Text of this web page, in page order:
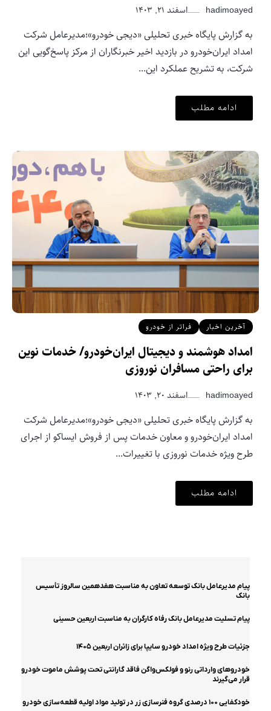
hadimoayed
اسفند ۲۱, ۱۴۰۳
به گزارش پایگاه خبری تحلیلی «دیجی خودرو»؛مدیرعامل شرکت
امداد ایران‌خودرو در بازدید اخیر خبرنگاران از مرکز پاسخ‌گویی این
شرکت، به تشریح عملکرد این...
ادامه مطلب
آخرین اخبار فراتر از خودرو
امداد هوشمند و دیجیتال ایران‌خودرو/ خدمات نوین
برای راحتی مسافران نوروزی
hadimoayed
اسفند ۲۰, ۱۴۰۳
به گزارش پایگاه خبری تحلیلی «دیجی خودرو»؛مدیرعامل شرکت
امداد ایران‌خودرو و معاون خدمات پس از فروش ایساکو از اجرای
طرح ویژه خدمات نوروزی با تغییرات...
ادامه مطلب
پیام مدیرعامل بانک توسعه تعاون به مناسبت هفدهمین سالروز تأسیس
بانک
پیام تسلیت مدیرعامل بانک رفاه کارگران به مناسبت اربعین حسینی
جزئیات طرح ویژه امداد خودرو سایپا برای زائران اربعین ۱۴۰۵
خودروهای وارداتی رنو و فولکس‌واگن فاقد گارانتی تحت پوشش ماموت خودرو
قرار می‌گیرند
خودکفایی ۱۰۰ درصدی گروه فنرسازی زر در تولید مواد اولیه قطعه‌سازی خودرو